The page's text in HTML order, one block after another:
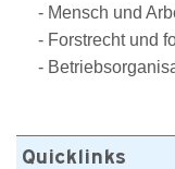
- Mensch und
- Forstrecht und
-
Quicklinks